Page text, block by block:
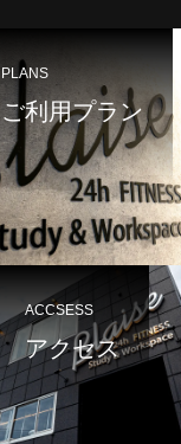
PLANS
ご利用プラン
ACCSESS
アクセス